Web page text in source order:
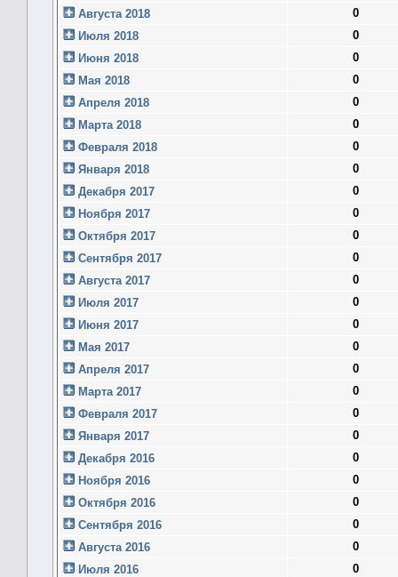
Августа 2018
0
Июля 2018
0
Июня 2018
0
Мая 2018
0
Апреля 2018
0
Марта 2018
0
Февраля 2018
0
Января 2018
0
Декабря 2017
0
Ноября 2017
0
Октября 2017
0
Сентября 2017
0
Августа 2017
0
Июля 2017
0
Июня 2017
0
Мая 2017
0
Апреля 2017
0
Марта 2017
0
Февраля 2017
0
Января 2017
0
Декабря 2016
0
Ноября 2016
0
Октября 2016
0
Сентября 2016
0
Августа 2016
0
Июля 2016
0